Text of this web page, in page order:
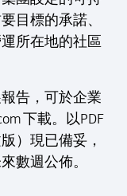
目標的承諾、
所在地的社區
告，可於企業
下載。以PDF
）現已備妥，
數週公佈。